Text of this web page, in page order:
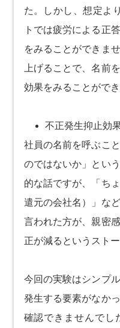
た。しかし、想定よ
トでは疲労による正
をみることができま
上げることで、名前
効果をみることがで
不正発生抑止効
社員の名前を呼ぶこ
のではないか」とい
的な話ですが、「ち
遣元の会社名）」な
言われた方が、親密
正が減るというスト
今回の実験はシンプ
発生する要素がなか
確認できませんでし